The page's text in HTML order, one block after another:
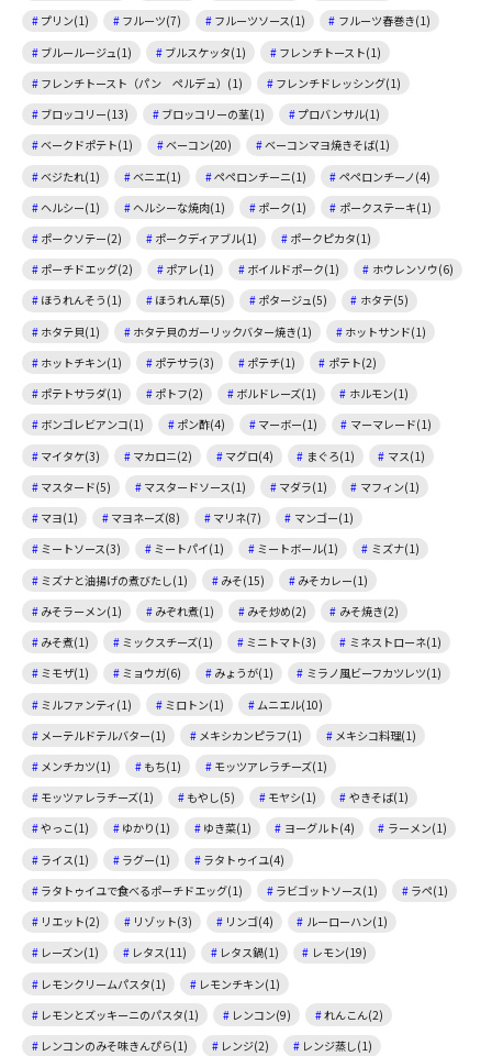
プリン(1)
フルーツ(7) フルーツソース(1)
フルーツ春巻き(1)
ブルールージュ(1)
ブルスケッタ(1)
フレンチトースト(1)
フレンチトースト（パン ペルデュ）(1)
フレンチドレッシング(1)
ブロッコリー(13)
ブロッコリーの茎(1)
プロバンサル(1)
ベークドポテト(1)
ベーコン(20)
ベーコンマヨ焼きそば(1)
ベジたれ(1)
ベニエ(1) ペペロンチーニ(1)
ペペロンチーノ(4)
ヘルシー(1)
ヘルシーな焼肉(1) ポーク(1)
ポークステーキ(1)
ポークソテー(2)
ポークディアブル(1)
ポークピカタ(1)
ポーチドエッグ(2)
ポアレ(1) ボイルドポーク(1)
ホウレンソウ(6)
ほうれんそう(1)
ほうれん草(5) ポタージュ(5)
ホタテ(5)
ホタテ貝(1)
ホタテ貝のガーリックバター焼き(1)
ホットサンド(1)
ホットチキン(1)
ポテサラ(3) ポテチ(1)
ポテト(2)
ポテトサラダ(1)
ポトフ(2) ボルドレーズ(1)
ホルモン(1)
ボンゴレビアンコ(1)
ポン酢(4) マーボー(1)
マーマレード(1)
マイタケ(3)
マカロニ(2) マグロ(4) まぐろ(1)
マス(1)
マスタード(5)
マスタードソース(1) マダラ(1)
マフィン(1)
マヨ(1)
マヨネーズ(8) マリネ(7)
マンゴー(1)
ミートソース(3)
ミートパイ(1) ミートボール(1)
ミズナ(1)
ミズナと油揚げの煮びたし(1)
みそ(15)
みそカレー(1)
みそラーメン(1)
みぞれ煮(1) みそ炒め(2)
みそ焼き(2)
みそ煮(1)
ミックスチーズ(1) ミニトマト(3)
ミネストローネ(1)
ミモザ(1)
ミョウガ(6) みょうが(1)
ミラノ風ビーフカツレツ(1)
ミルファンティ(1)
ミロトン(1)
ムニエル(10)
メーテルドテルバター(1)
メキシカンピラフ(1)
メキシコ料理(1)
メンチカツ(1)
もち(1)
モッツアレラチーズ(1)
モッツァレラチーズ(1)
もやし(5) モヤシ(1)
やきそば(1)
やっこ(1)
ゆかり(1) ゆき菜(1) ヨーグルト(4)
ラーメン(1)
ライス(1)
ラグー(1)
ラタトゥイユ(4)
ラタトゥイユで食べるポーチドエッグ(1)
ラビゴットソース(1)
ラペ(1)
リエット(2)
リゾット(3) リンゴ(4)
ルーローハン(1)
レーズン(1)
レタス(11) レタス鍋(1)
レモン(19)
レモンクリームパスタ(1)
レモンチキン(1)
レモンとズッキーニのパスタ(1)
レンコン(9)
れんこん(2)
レンコンのみそ味きんぴら(1)
レンジ(2)
レンジ蒸し(1)